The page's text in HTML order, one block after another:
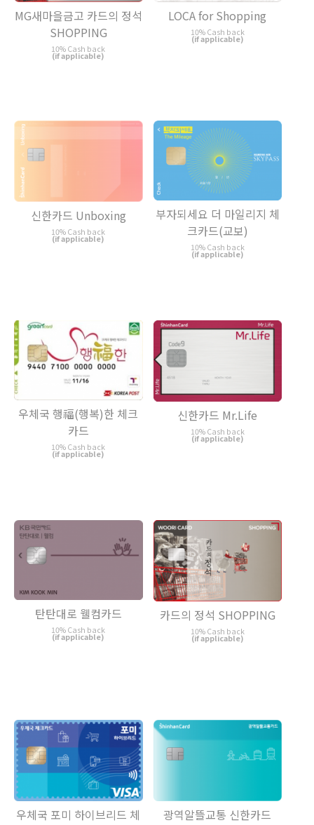
MG새마을금고 카드의 정석
SHOPPING
10% Cash back
(if applicable)
LOCA for Shopping
10% Cash back
(if applicable)
신한카드 Unboxing
10% Cash back
(if applicable)
부자되세요 더 마일리지 체
크카드(교보)
10% Cash back
(if applicable)
우체국 행福(행복)한 체크
카드
10% Cash back
(if applicable)
신한카드 Mr.Life
10% Cash back
(if applicable)
탄탄대로 웰컴카드
10% Cash back
(if applicable)
카드의 정석 SHOPPING
10% Cash back
(if applicable)
우체국 포미 하이브리드 체
광역알뜰교통 신한카드